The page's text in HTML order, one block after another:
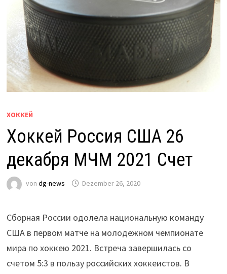
ХОККЕЙ
Хоккей Россия США 26
декабря МЧМ 2021 Счет
von dg-news Dezember 26, 2020
Сборная России одолела национальную команду
США в первом матче на молодежном чемпионате
мира по хоккею 2021. Встреча завершилась со
счетом 5:3 в пользу российских хоккеистов. В